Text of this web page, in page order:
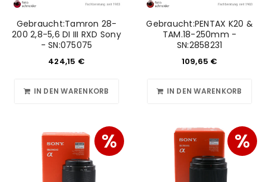
Gebraucht:Tamron 28-
200 2,8-5,6 DI III RXD Sony
- SN:075075
424,15 €
IN DEN WARENKORB
Gebraucht:PENTAX K20 &
TAM.18-250mm -
SN:2858231
109,65 €
IN DEN WARENKORB
% %